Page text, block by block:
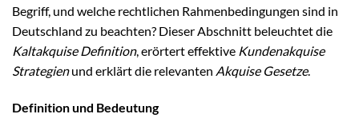
Begriff, und welche rechtlichen Rahmenbedingungen sind in
Deutschland zu beachten? Dieser Abschnitt beleuchtet die
Kaltakquise Definition, erörtert effektive Kundenakquise
Strategienund erklärt die relevanten Akquise Gesetze.
Definition und Bedeutung